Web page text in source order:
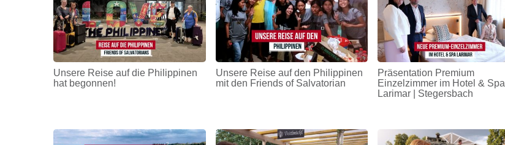
Unsere Reise auf die Philippinen
hat begonnen!
Unsere Reise auf den Philippinen
mit den Friends of Salvatorian
Präsentation Premium
Einzelzimmer im Hotel & Spa
Larimar | Stegersbach